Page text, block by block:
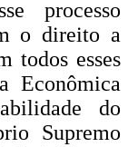
processo
o direito a
todos esses
Econômica
do
Supremo